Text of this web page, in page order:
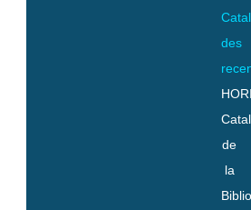
des
de
la